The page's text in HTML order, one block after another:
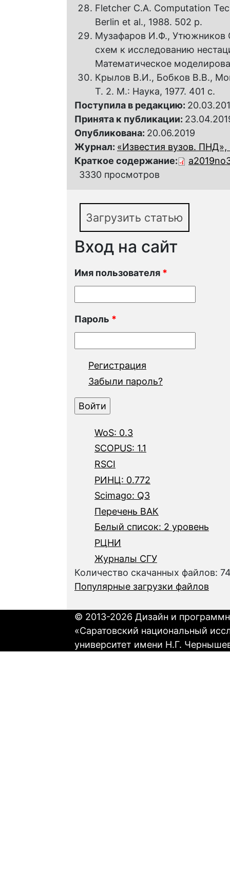
Fletcher C.A. Computation
Berlin et al., 1988. 502 p.
Музафаров И.Ф., Утюжников
схем к исследованию
Математическое
Крылов В.И., Бобков В.В.,
Т. 2. М.: Наука, 1977. 401 с.
Поступила в редакцию:
Принята к публикации:
Опубликована: 20.06.2019
Журнал: «Известия вузов.
Краткое содержание:
3330 просмотров
Загрузить статью
Вход на сайт
Имя пользователя *
Пароль *
Регистрация
Забыли пароль?
WoS: 0.3
SCOPUS: 1.1
RSCI
РИНЦ: 0.772
Scimago: Q3
Перечень ВАК
Белый список: 2 уровень
РЦНИ
Журналы СГУ
Количество скачанных файлов:
Популярные загрузки файлов
© 2013-2026 Дизайн и
«Саратовский национальный
университет имени Н.Г.